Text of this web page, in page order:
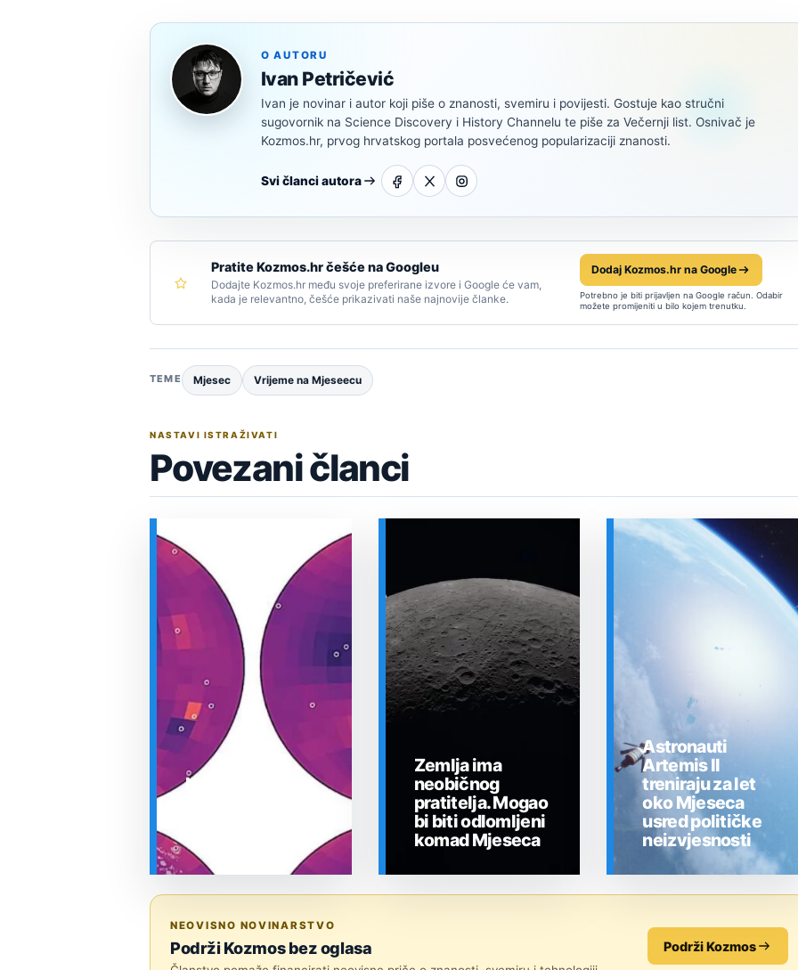
O AUTORU
Ivan Petričević
Ivan je novinar i autor koji piše o znanosti, svemiru i povijesti. Gostuje kao stručni
sugovornik na Science Discovery i History Channelu te piše za Večernji list. Osnivač je
Kozmos.hr, prvog hrvatskog portala posvećenog popularizaciji znanosti.
Svi članci autora
Pratite Kozmos.hr češće na Googleu
Dodajte Kozmos.hr među svoje preferirane izvore i Google će vam,
kada je relevantno, češće prikazivati naše najnovije članke.
Dodaj Kozmos.hr na Google
Potrebno je biti prijavljen na Google račun. Odabir
možete promijeniti u bilo kojem trenutku.
TEME Mjesec Vrijeme na Mjeseecu
NASTAVI ISTRAŽIVATI
Povezani članci
Nova karta
Zemlja ima
neobičnog
pratitelja. Mogao
bi biti odlomljeni
komad Mjeseca
Astronauti
Artemis II
treniraju za let
oko Mjeseca
usred političke
neizvjesnosti
NEOVISNO NOVINARSTVO
Podrži Kozmos bez oglasa Podrži Kozmos